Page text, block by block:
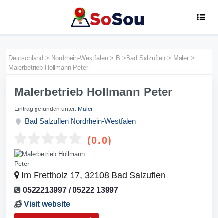
Deutschland > Nordrhein-Westfalen > B > Bad Salzuflen > Maler >
Malerbetrieb Hollmann Peter
Malerbetrieb Hollmann Peter
Eintrag gefunden unter: Maler
Bad Salzuflen Nordrhein-Westfalen
(0.0)
Im Frettholz 17, 32108 Bad Salzuflen
0522213997 / 05222 13997
Visit website